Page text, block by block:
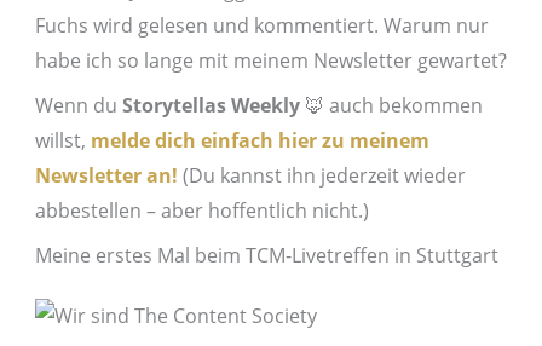
Fuchs wird gelesen und kommentiert. Warum nur
habe ich so lange mit meinem Newsletter gewartet?
Wenn du Storytellas Weekly🦊 auch bekommen
willst, melde dich einfach hier zu meinem
Newsletter an! (Du kannst ihn jederzeit wieder
abbestellen – aber hoffentlich nicht.)
Meine erstes Mal beim TCM-Livetreffen in Stuttgart